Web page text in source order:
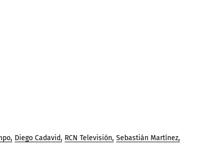
Diego Cadavid RCN Televisión Sebastián Martínez